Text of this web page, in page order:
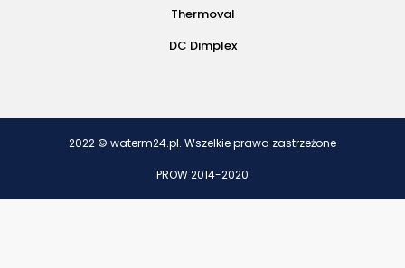
Thermoval
DC Dimplex
2022 © waterm24.pl. Wszelkie prawa zastrzeżone
PROW 2014-2020